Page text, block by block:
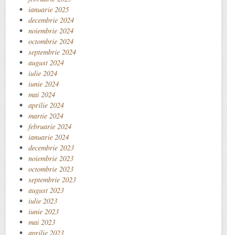
ianuarie 2025
decembrie 2024
noiembrie 2024
octombrie 2024
septembrie 2024
august 2024
iulie 2024
iunie 2024
mai 2024
aprilie 2024
martie 2024
februarie 2024
ianuarie 2024
decembrie 2023
noiembrie 2023
octombrie 2023
septembrie 2023
august 2023
iulie 2023
iunie 2023
mai 2023
aprilie 2023